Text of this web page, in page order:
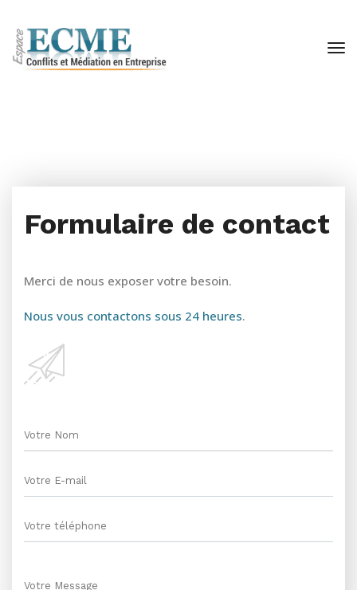
Formulaire de contact
Merci de nous exposer votre besoin.
Nous vous contactons sous 24 heures.